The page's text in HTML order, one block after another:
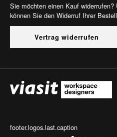
Sie möchten einen Kauf
können Sie den Widerruf Ihrer
Vertrag widerrufen
footer.logos.last.caption